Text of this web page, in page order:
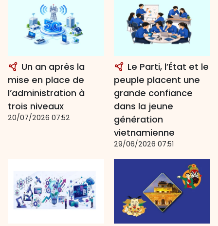
Un an après la
mise en place de
l’administration à
trois niveaux
20/07/2026 07:52
Le Parti, l’État et le
peuple placent une
grande confiance
dans la jeune
génération
vietnamienne
29/06/2026 07:51